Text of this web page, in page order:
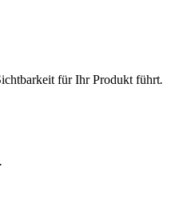
für Ihr Produkt führt.